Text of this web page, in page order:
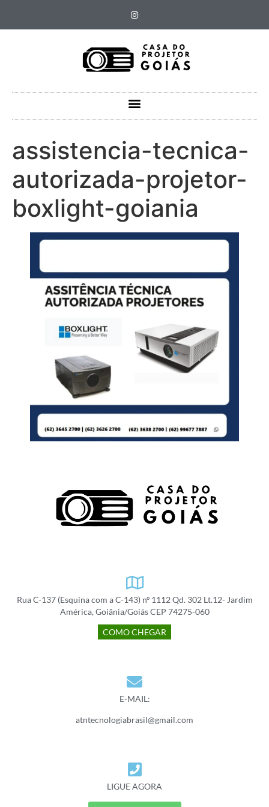
assistencia-tecnica-
autorizada-projetor-
boxlight-goiania
Rua C-137 (Esquina com a C-143) nº 1112 Qd. 302 Lt.12- Jardim
América, Goiânia/Goiás CEP 74275-060
COMO CHEGAR
E-MAIL:
atntecnologiabrasil@gmail.com
LIGUE AGORA